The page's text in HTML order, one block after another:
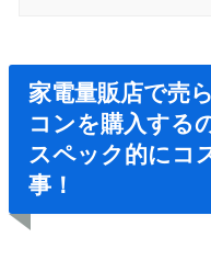
家電量販店で売
コンを購入する
スペック的にコ
事！